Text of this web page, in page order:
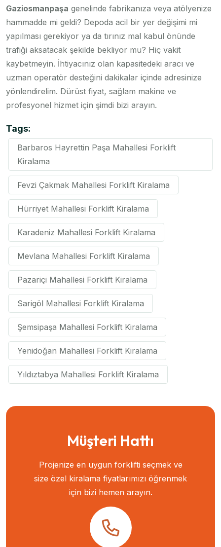
Gaziosmanpaşa genelinde fabrikanıza veya atölyenize
hammadde mi geldi? Depoda acil bir yer değişimi mi
yapılması gerekiyor ya da tırınız mal kabul önünde
trafiği aksatacak şekilde bekliyor mu? Hiç vakit
kaybetmeyin. İhtiyacınız olan kapasitedeki aracı ve
uzman operatör desteğini dakikalar içinde adresinize
yönlendirelim. Dürüst fiyat, sağlam makine ve
profesyonel hizmet için şimdi bizi arayın.
Tags:
Barbaros Hayrettin Paşa Mahallesi Forklift
Kiralama
Fevzi Çakmak Mahallesi Forklift Kiralama
Hürriyet Mahallesi Forklift Kiralama
Karadeniz Mahallesi Forklift Kiralama
Mevlana Mahallesi Forklift Kiralama
Pazariçi Mahallesi Forklift Kiralama
Sarigöl Mahallesi Forklift Kiralama
Şemsipaşa Mahallesi Forklift Kiralama
Yenidoğan Mahallesi Forklift Kiralama
Yıldıztabya Mahallesi Forklift Kiralama
Müşteri Hattı
Projenize en uygun forklifti seçmek ve
size özel kiralama fiyatlarımızı öğrenmek
için bizi hemen arayın.